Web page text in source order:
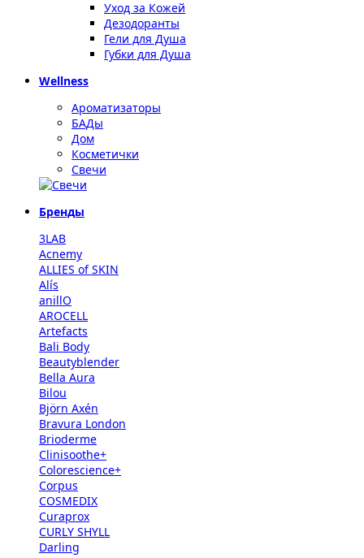
Уход за Кожей
Дезодоранты
Гели для Душа
Губки для Душа
Wellness
Ароматизаторы
БАДы
Дом
Косметички
Свечи
Бренды
3LAB
Acnemy
ALLIES of SKIN
Alís
anillO
AROCELL
Artefacts
Bali Body
Beautyblender
Bella Aura
Bilou
Björn Axén
Bravura London
Brioderme
Clinisoothe+
Colorescience+
Corpus
COSMEDIX
Curaprox
CURLY SHYLL
Darling